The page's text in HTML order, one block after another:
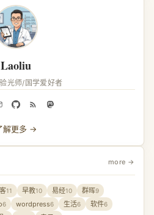
Laoliu
光师/国学爱好者
解更多 →
more →
11 早教10 易经10 群晖9
6 wordpress6 生活6 软件6